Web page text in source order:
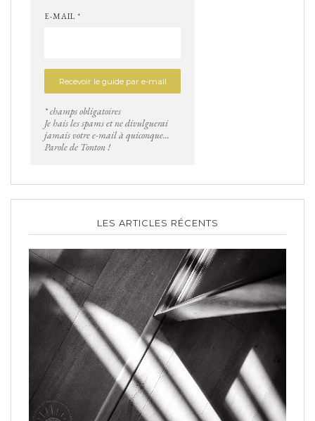
E-MAIL *
* champs obligatoires
Je hais les spams et ne divulguerai
jamais votre e-mail à quiconque...
Parole de Tonton !
LES ARTICLES RÉCENTS